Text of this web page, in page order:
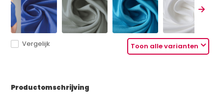
Toon alle varianten
Vergelijk
Productomschrijving